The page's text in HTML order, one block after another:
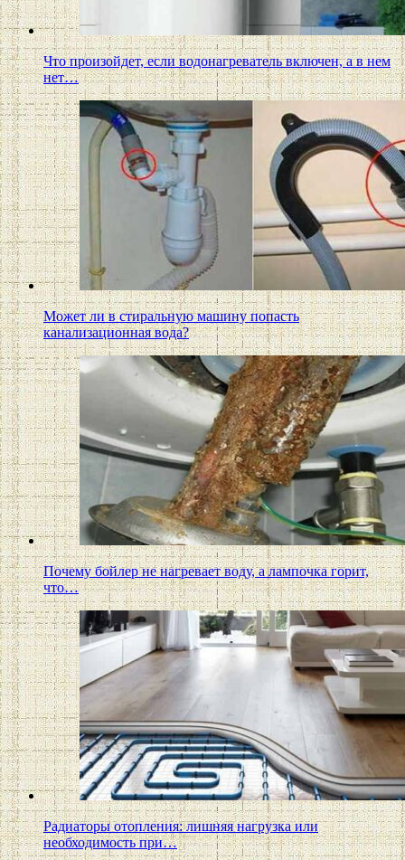
Что произойдет, если водонагреватель включен, а в нем
нет…
Может ли в стиральную машину попасть
канализационная вода?
Почему бойлер не нагревает воду, а лампочка горит,
что…
Радиаторы отопления: лишняя нагрузка или
необходимость при…